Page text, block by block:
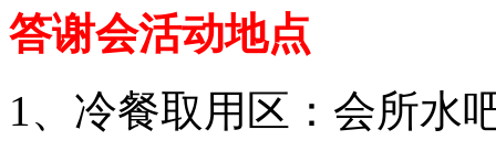
答谢会活动地点
1、冷餐取用区：会所水